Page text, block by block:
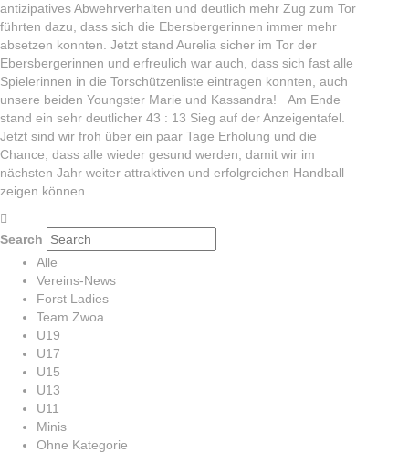
antizipatives Abwehrverhalten und deutlich mehr Zug zum Tor
führten dazu, dass sich die Ebersbergerinnen immer mehr
absetzen konnten. Jetzt stand Aurelia sicher im Tor der
Ebersbergerinnen und erfreulich war auch, dass sich fast alle
Spielerinnen in die Torschützenliste eintragen konnten, auch
unsere beiden Youngster Marie und Kassandra! Am Ende
stand ein sehr deutlicher 43 : 13 Sieg auf der Anzeigentafel.
Jetzt sind wir froh über ein paar Tage Erholung und die
Chance, dass alle wieder gesund werden, damit wir im
nächsten Jahr weiter attraktiven und erfolgreichen Handball
zeigen können.
Search
Alle
Vereins-News
Forst Ladies
Team Zwoa
U19
U17
U15
U13
U11
Minis
Ohne Kategorie